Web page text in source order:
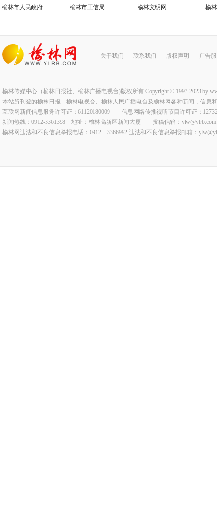
榆林市人民政府 榆林市工信局 榆林文明网 榆
关于我们 联系我们 版权声明 广告
榆林传媒中心（榆林日报社、榆林广播电视台)版权所有 Copyright © 1997-2023 by
本站所刊登的榆林日报、榆林电视台、榆林人民广播电台及榆林网各种新闻﹑信
互联网新闻信息服务许可证：61120180009 信息网络传播视听节目许可证：
新闻热线：0912-3361398 地址：榆林高新区新闻大厦 投稿信箱：ylw@ylrb.com
榆林网违法和不良信息举报电话：0912—3366992 违法和不良信息举报邮箱：